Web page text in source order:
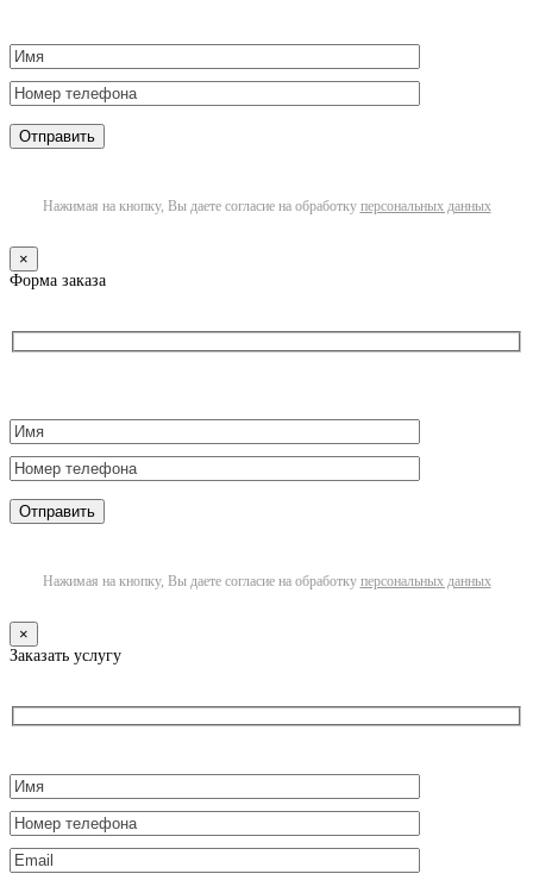
Нажимая на кнопку, Вы даете согласие на обработку персональных данных
×
Форма заказа
Нажимая на кнопку, Вы даете согласие на обработку персональных данных
×
Заказать услугу